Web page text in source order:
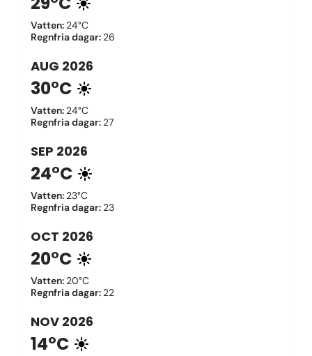
Vatten: 24°C
Regnfria dagar: 26
AUG 2026
30°C
Vatten: 24°C
Regnfria dagar: 27
SEP 2026
24°C
Vatten: 23°C
Regnfria dagar: 23
OCT 2026
20°C
Vatten: 20°C
Regnfria dagar: 22
NOV 2026
14°C